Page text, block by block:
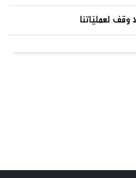
لعمليّاتنا